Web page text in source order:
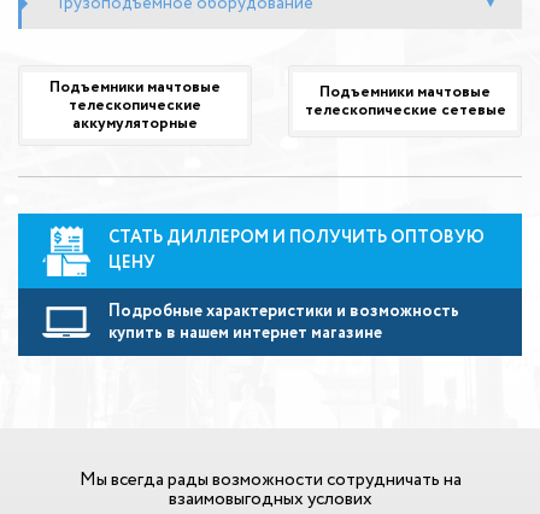
Подъемники мачтовые
телескопические
аккумуляторные
Подъемники мачтовые
телескопические сетевые
СТАТЬ ДИЛЛЕРОМ И ПОЛУЧИТЬ ОПТОВУЮ
ЦЕНУ
Подробные характеристики и возможность
купить в нашем интернет магазине
Мы всегда рады возможности сотрудничать на
взаимовыгодных услових